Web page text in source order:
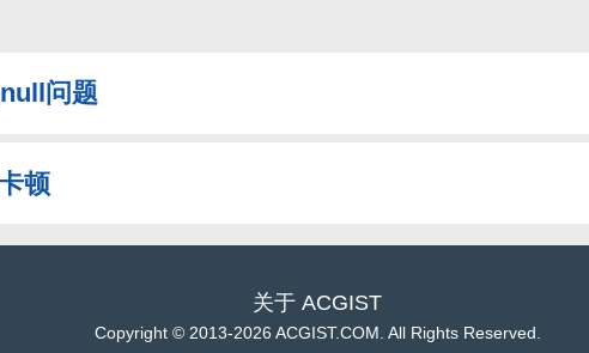
问题
顿
关于 ACGIST
Copyright ©2013-2026 ACGIST.COM. All Rights Reserved.